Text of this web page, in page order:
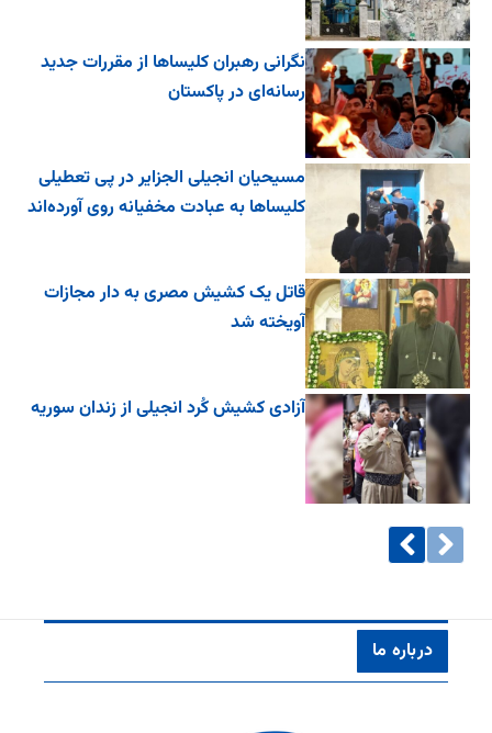
نگرانی رهبران کلیساها از مقررات جدید
رسانه‌ای در پاکستان
مسیحیان انجیلی الجزایر در پی تعطیلی
کلیساها به عبادت مخفیانه روی آورده‌اند
قاتل یک کشیش مصری به دار مجازات
آویخته شد
آزادی کشیش کُرد انجیلی از زندان سوریه
درباره ما